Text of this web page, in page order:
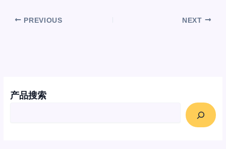
产品搜索
PREVIOUS NEXT